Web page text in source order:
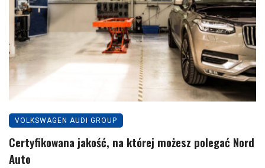
VOLKSWAGEN AUDI GROUP
Certyfikowana jakość, na której możesz polegać Nord
Auto